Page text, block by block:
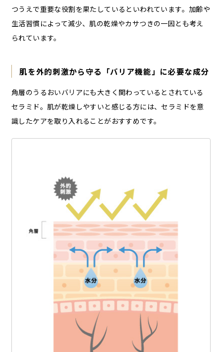
つうえで重要な役割を果たしているといわれています。加齢や
生活習慣によって減少、肌の乾燥やカサつきの一因とも考え
られています。
肌を外的刺激から守る「バリア機能」に必要な成分
角層のうるおいバリアにも大きく関わっているとされている
セラミド。肌が乾燥しやすいと感じる方には、セラミドを意
識したケアを取り入れることがおすすめです。